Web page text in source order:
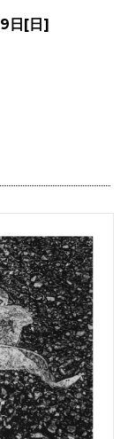
日[日]